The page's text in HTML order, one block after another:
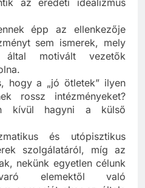
az eredeti idealizmus
épp az ellenkezője
sem ismerek, mely
motivált vezetők
hogy a „jó ötletek” ilyen
rossz intézményeket?
kívül hagyni a külső
és utópisztikus
szolgálatáról, míg az
nekünk egyetlen célunk